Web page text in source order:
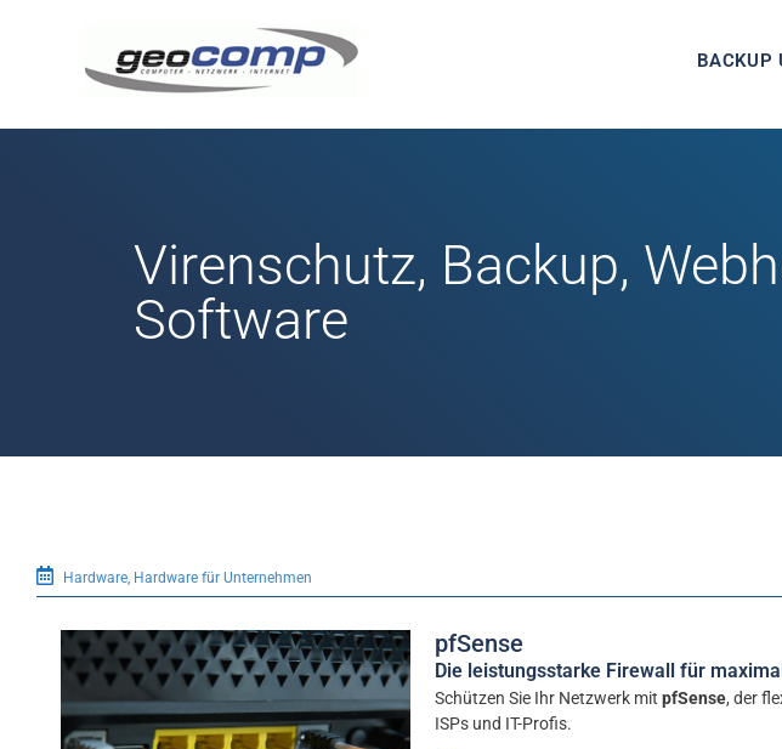
BACKUP
Virenschutz, Backup,
Software
Hardware Hardware für Unternehmen
pfSense
Die leistungsstarke Firewall für
Schützen Sie Ihr Netzwerk mit pfSense, der
ISPs und IT-Profis.